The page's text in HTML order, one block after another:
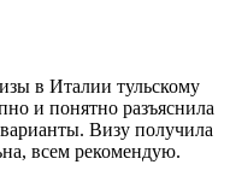
в Италии тульскому
и понятно разъяснила
Визу получила
всем рекомендую.